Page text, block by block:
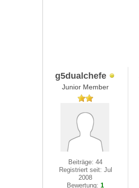
g5dualchefe
Junior Member
Beiträge: 44
Registriert seit: Jul
2008
Bewertung:1